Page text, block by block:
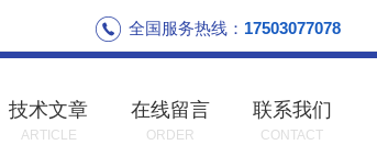
全国服务热线： 17503077078
技术文章
ARTICLE
在线留言
ORDER
联系我们
CONTACT